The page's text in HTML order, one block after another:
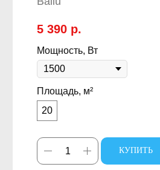
5 390 р.
Мощность, Вт
Площадь, м²
20
КУПИТЬ